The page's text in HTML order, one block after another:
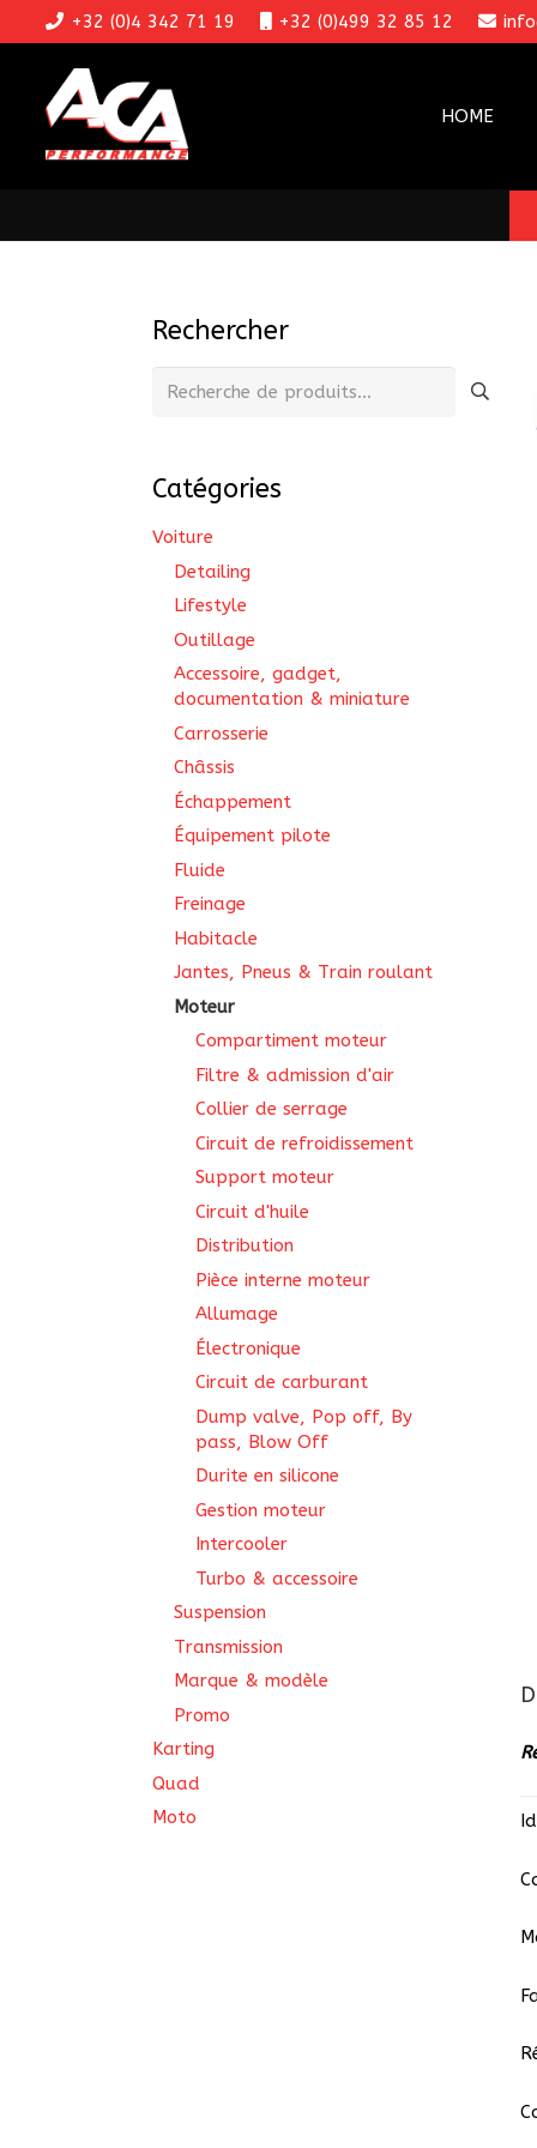
+32 (0)4 342 71 19 +32 (0)499 32 85 12
HOME
Rechercher
Recherche
Catégories
Voiture
Detailing
Lifestyle
Outillage
Accessoire, gadget,
documentation & miniature
Carrosserie
Châssis
Échappement
Équipement pilote
Fluide
Freinage
Habitacle
Jantes, Pneus & Train roulant
Moteur
Compartiment moteur
Filtre & admission d'air
Collier de serrage
Circuit de refroidissement
Support moteur
Circuit d'huile
Distribution
Pièce interne moteur
Allumage
Électronique
Circuit de carburant
Dump valve, Pop off, By
pass, Blow Off
Durite en silicone
Gestion moteur
Intercooler
Turbo & accessoire
Suspension
Transmission
Marque & modèle
Promo
Karting
Quad
Moto